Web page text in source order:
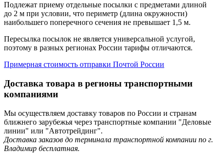
Подлежат приему отдельные посылки с предметами длиной
до 2 м при условии, что периметр (длина окружности)
наибольшего поперечного сечения не превышает 1,5 м.
Пересылка посылок не является универсальной услугой,
поэтому в разных регионах России тарифы отличаются.
Примерная стоимость отправки Почтой России
Доставка товара в регионы транспортными
компаниями
Мы осуществляем доставку товаров по России и странам
ближнего зарубежья через транспортные компании "Деловые
линии" или "Автотрейдинг".
Доставка заказов до терминала транспортной компании по г.
Владимир бесплатная.